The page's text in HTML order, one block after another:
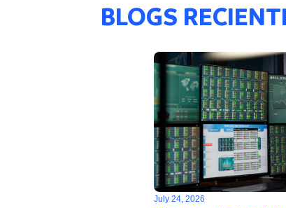
BLOGS
July 24, 2026